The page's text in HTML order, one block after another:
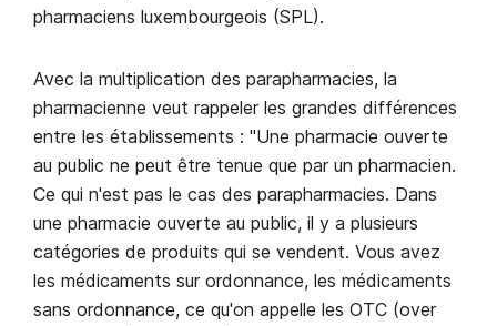
pharmaciens luxembourgeois (SPL).
Avec la multiplication des parapharmacies, la
pharmacienne veut rappeler les grandes différences
entre les établissements : "Une pharmacie ouverte
au public ne peut être tenue que par un pharmacien.
Ce qui n'est pas le cas des parapharmacies. Dans
une pharmacie ouverte au public, il y a plusieurs
catégories de produits qui se vendent. Vous avez
les médicaments sur ordonnance, les médicaments
sans ordonnance, ce qu'on appelle les OTC (over